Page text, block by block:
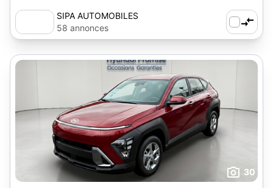
SIPA AUTOMOBILES
58 annonces
30